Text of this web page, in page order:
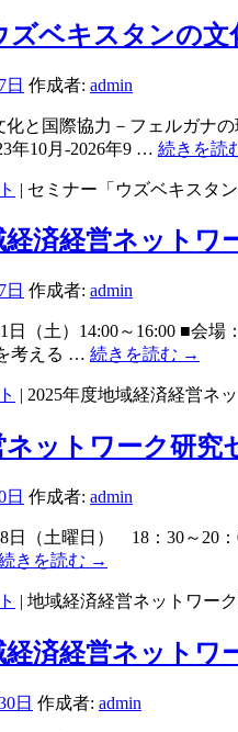
ズベキスタンの
日 作成者: admin
化と国際協力－フェルガナ
年10月-2026年9 … 続きを読
| セミナー「ウズベキスタ
経済経営ネット
日 作成者: admin
1日（土）14:00～16:00 ■
考える … 続きを読む →
| 2025年度地域経済経営ネ
ネットワーク研
日 作成者: admin
日（土曜日） 18：30～20
きを読む →
| 地域経済経営ネットワー
経済経営ネット
日 作成者: admin